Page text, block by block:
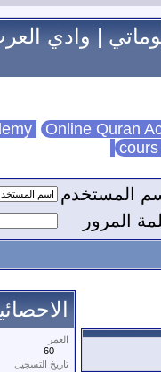
|وادي
Online Quran
cours
المستخدم
المرور
العمر
60
تاريخ التسجيل